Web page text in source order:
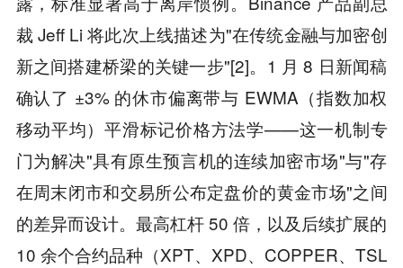
裁 Jeff Li 将此次上线描述为"在传统金融与加密创
新之间搭建桥梁的关键一步"[2]。1 月 8 日新闻稿
确认了 ±3% 的休市偏离带与 EWMA（指数加权
移动平均）平滑标记价格方法学——这一机制专
门为解决"具有原生预言机的连续加密市场"与"存
在周末闭市和交易所公布定盘价的黄金市场"之间
的差异而设计。最高杠杆 50 倍，以及后续扩展的
10 余个合约品种（XPT、XPD、COPPER、TSL